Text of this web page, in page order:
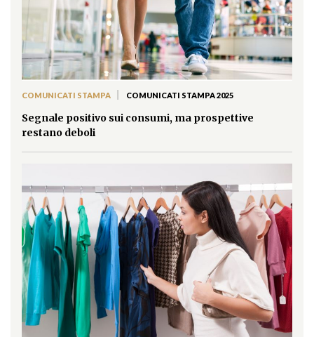
COMUNICATI STAMPA COMUNICATI STAMPA 2025
Segnale positivo sui consumi, ma prospettive
restano deboli